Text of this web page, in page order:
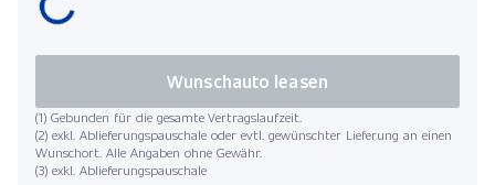
(1) Gebunden für die gesamte Vertragslaufzeit.
(2) exkl. Ablieferungspauschale oder evtl. gewünschter Lieferung an einen
Wunschort. Alle Angaben ohne Gewähr.
(3) exkl. Ablieferungspauschale
Wunschauto leasen